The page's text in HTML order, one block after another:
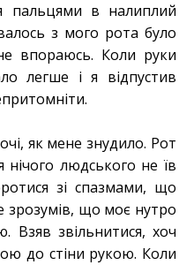
пальцями в налиплий
з мого рота було
впораюсь. Коли руки
легше і я відпустив
як мене знудило. Рот
людського не їв
зі спазмами, що
зрозумів, що моє нутро
Взяв звільнитися, хоч
до стіни рукою. Коли